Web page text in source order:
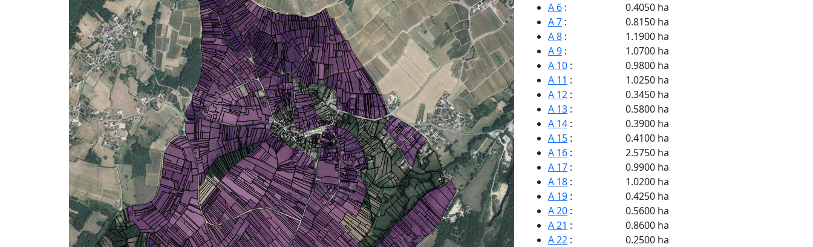
A 6 :
0.4050 ha
A 7 :
0.8150 ha
A 8 :
1.1900 ha
A 9 :
1.0700 ha
A 10 :
0.9800 ha
A 11 :
1.0250 ha
A 12 :
0.3450 ha
A 13 :
0.5800 ha
A 14 :
0.3900 ha
A 15 :
0.4100 ha
A 16 :
2.5750 ha
A 17 :
0.9900 ha
A 18 :
1.0200 ha
A 19 :
0.4250 ha
A 20 :
0.5600 ha
A 21 :
0.8600 ha
A 22 :
0.2500 ha